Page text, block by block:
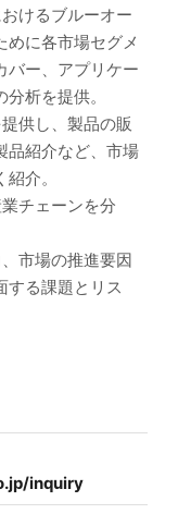
けるブルーオー
めに各市場セグメ
バー、アプリケー
析を提供。
供し、製品の販
品紹介など、市場
介。
チェーンを分
市場の推進要因
する課題とリス
inquiry